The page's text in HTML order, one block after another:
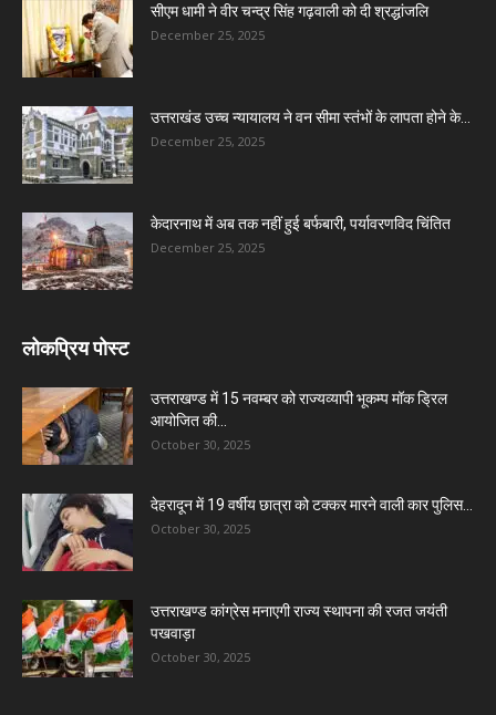
सीएम धामी ने वीर चन्द्र सिंह गढ़वाली को दी श्रद्धांजलि
December 25, 2025
उत्तराखंड उच्च न्यायालय ने वन सीमा स्तंभों के लापता होने के...
December 25, 2025
केदारनाथ में अब तक नहीं हुई बर्फबारी, पर्यावरणविद चिंतित
December 25, 2025
लोकप्रिय पोस्ट
उत्तराखण्ड में 15 नवम्बर को राज्यव्यापी भूकम्प मॉक ड्रिल
आयोजित की...
October 30, 2025
देहरादून में 19 वर्षीय छात्रा को टक्कर मारने वाली कार पुलिस...
October 30, 2025
उत्तराखण्ड कांग्रेस मनाएगी राज्य स्थापना की रजत जयंती
पखवाड़ा
October 30, 2025